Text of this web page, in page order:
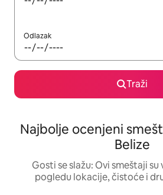
Odlazak
Traži
Najbolje ocenjeni
Belize
Gosti se slažu: Ovi smeštaji
pogledu lokacije, čistoće i